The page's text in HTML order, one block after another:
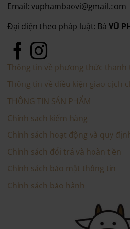
Email: vuphambaovi@gmail.com
Đại diện theo pháp luật: Bà VŨ
Thông tin về phương thức thanh
Thông tin về điều kiện giao dịch
THÔNG TIN SẢN PHẨM
Chính sách kiểm hàng
Chính sách hoạt động và quy
Chính sách đổi trả và hoàn tiền
Chính sách bảo mật thông tin
Chính sách bảo hành